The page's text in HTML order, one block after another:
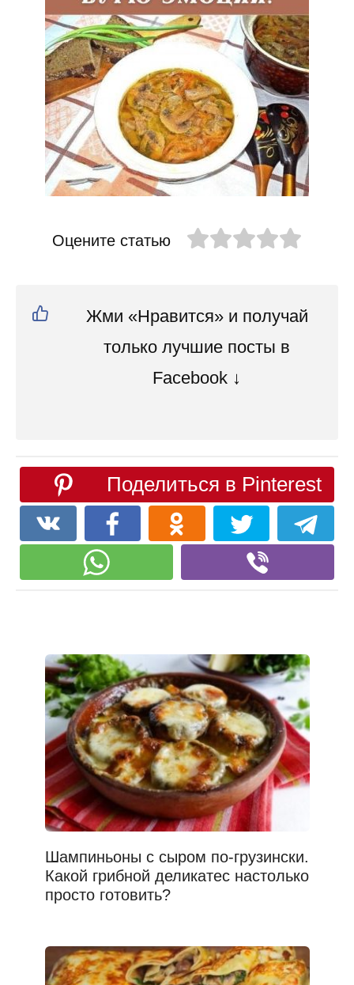
Оцените статью
Жми «Нравится» и получай
только лучшие посты в
Facebook ↓
Поделиться в Pinterest
Шампиньоны с сыром по-грузински.
Какой грибной деликатес настолько
просто готовить?